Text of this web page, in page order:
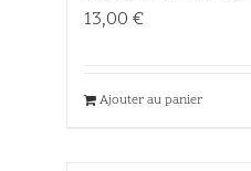
13,00 €
Ajouter au panier